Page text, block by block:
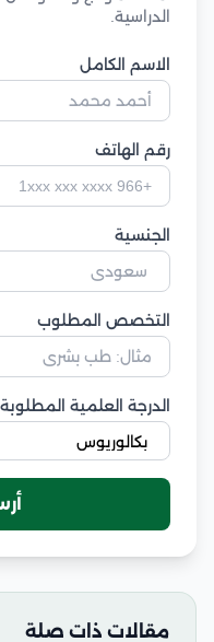
الدراسية.
الاسم الكامل
رقم الهاتف
الجنسية
التخصص المطلوب
الدرجة العلمية المطلوبة
مقالات ذات صلة